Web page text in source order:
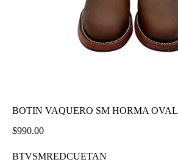
BOTIN VAQUERO SM HORMA OVAL
$990.00
BTVSMREDCUETAN